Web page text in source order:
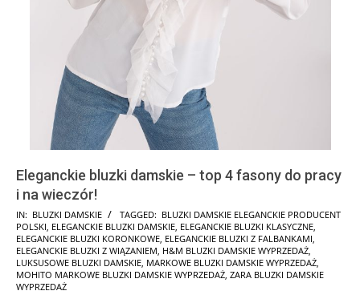
Eleganckie bluzki damskie – top 4 fasony do pracy
i na wieczór!
2026-
06-
18
IN: BLUZKI DAMSKIE TAGGED: BLUZKI DAMSKIE ELEGANCKIE PRODUCENT
POLSKI, ELEGANCKIE BLUZKI DAMSKIE, ELEGANCKIE BLUZKI KLASYCZNE,
ELEGANCKIE BLUZKI KORONKOWE, ELEGANCKIE BLUZKI Z FALBANKAMI,
ELEGANCKIE BLUZKI Z WIĄZANIEM, H&M BLUZKI DAMSKIE WYPRZEDAŻ,
LUKSUSOWE BLUZKI DAMSKIE, MARKOWE BLUZKI DAMSKIE WYPRZEDAŻ,
MOHITO MARKOWE BLUZKI DAMSKIE WYPRZEDAŻ, ZARA BLUZKI DAMSKIE
WYPRZEDAŻ